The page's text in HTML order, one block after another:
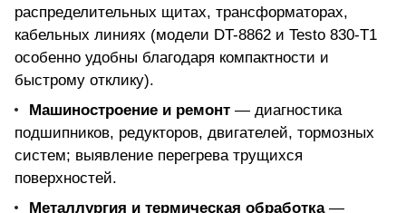
распределительных щитах, трансформаторах,
кабельных линиях (модели DT-8862 и Testo 830-T1
особенно удобны благодаря компактности и
быстрому отклику).
Машиностроение и ремонт — диагностика
подшипников, редукторов, двигателей, тормозных
систем; выявление перегрева трущихся
поверхностей.
Металлургия и термическая обработка—